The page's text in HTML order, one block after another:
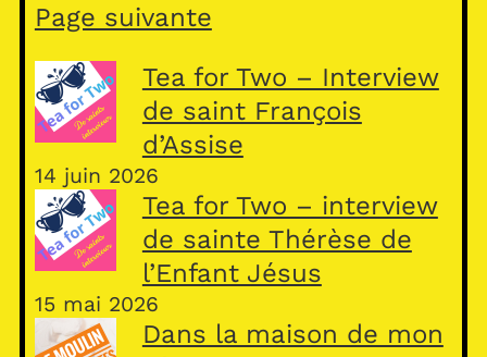
Page suivante
Tea for Two – Interview
de saint François
d’Assise
14 juin 2026
Tea for Two – interview
de sainte Thérèse de
l’Enfant Jésus
15 mai 2026
Dans la maison de mon